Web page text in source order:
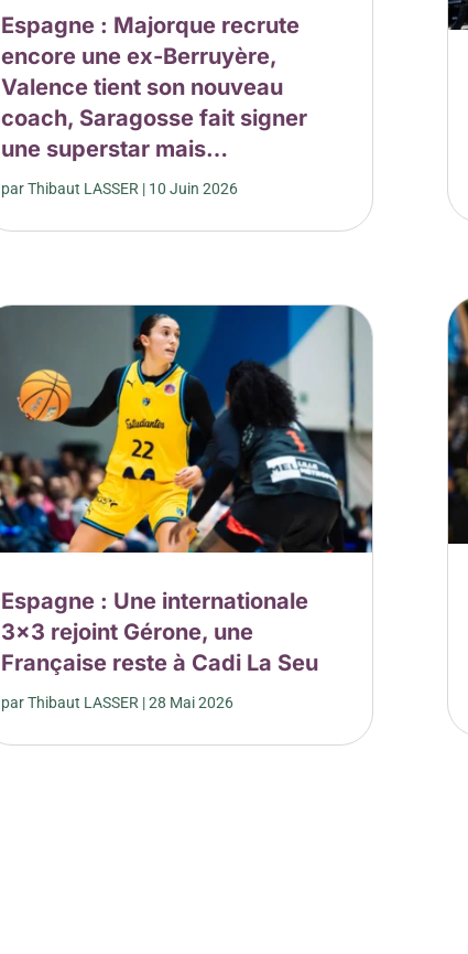
Espagne : Majorque recrute
encore une ex-Berruyère,
Valence tient son nouveau
coach, Saragosse fait signer
une superstar mais…
parThibaut LASSER | 10 Juin 2026
Espagne : Une internationale
3×3 rejoint Gérone, une
Française reste à Cadi La Seu
parThibaut LASSER |28 Mai 2026